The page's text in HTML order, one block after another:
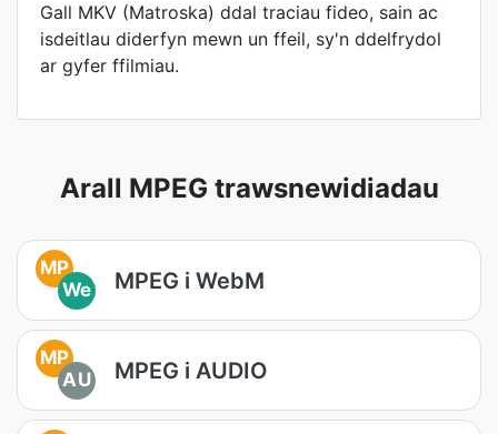
Gall MKV (Matroska) ddal traciau fideo, sain ac
isdeitlau diderfyn mewn un ffeil, sy'n ddelfrydol
ar gyfer ffilmiau.
Arall MPEG trawsnewidiadau
MP
We
MPEG i WebM
MP
AU
MPEG i AUDIO